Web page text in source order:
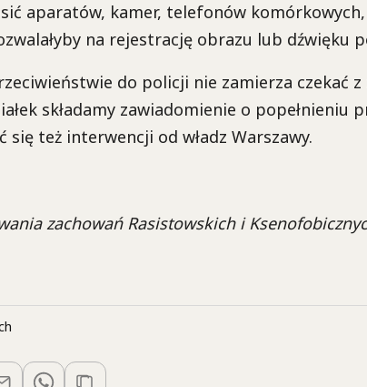
aparatów, kamer, telefonów
na rejestrację obrazu lub dźwięku
do policji nie zamierza czekać z
składamy zawiadomienie o popełnieniu
się też interwencji od władz Warszawy.
zachowań Rasistowskich i